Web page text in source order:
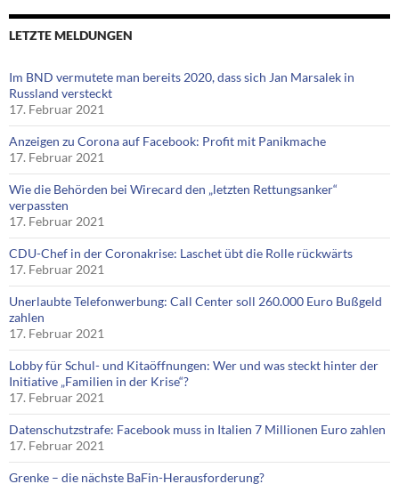
LETZTE MELDUNGEN
Im BND vermutete man bereits 2020, dass sich Jan Marsalek in
Russland versteckt
17. Februar 2021
Anzeigen zu Corona auf Facebook: Profit mit Panikmache
17. Februar 2021
Wie die Behörden bei Wirecard den „letzten Rettungsanker“
verpassten
17. Februar 2021
CDU-Chef in der Coronakrise: Laschet übt die Rolle rückwärts
17. Februar 2021
Unerlaubte Telefonwerbung: Call Center soll 260.000 Euro Bußgeld
zahlen
17. Februar 2021
Lobby für Schul- und Kitaöffnungen: Wer und was steckt hinter der
Initiative „Familien in der Krise“?
17. Februar 2021
Datenschutzstrafe: Facebook muss in Italien 7 Millionen Euro zahlen
17. Februar 2021
Grenke – die nächste BaFin-Herausforderung?